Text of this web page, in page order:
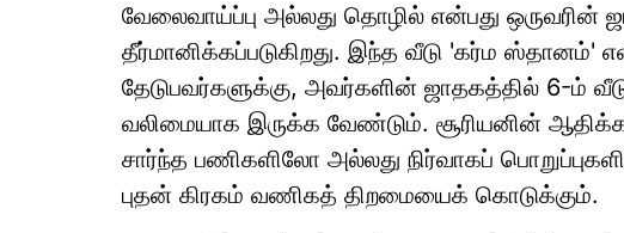
வேலைவாய்ப்பு அல்லது தொழில் என்பது
தீர்மானிக்கப்படுகிறது. இந்த வீடு 'கர்ம ஸ்தானம்'
தேடுபவர்களுக்கு, அவர்களின் ஜாதகத்தில் 6-ம்
வலிமையாக இருக்க வேண்டும். சூரியனின்
சார்ந்த பணிகளிலோ அல்லது நிர்வாகப்
புதன் கிரகம் வணிகத் திறமையைக் கொடுக்கும்.